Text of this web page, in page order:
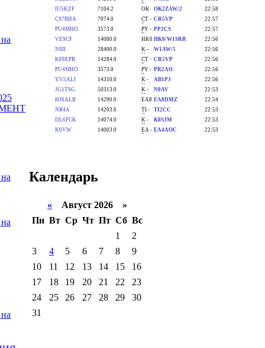
Календарь
« Август 2026 »
Пн Вт Ср Чт Пт Сб Вс
1
2
3
4 5 6 7 8
9
10
11 12 13 14 15
16
17
18 19 20 21 22
23
24
25 26 27 28 29
30
31